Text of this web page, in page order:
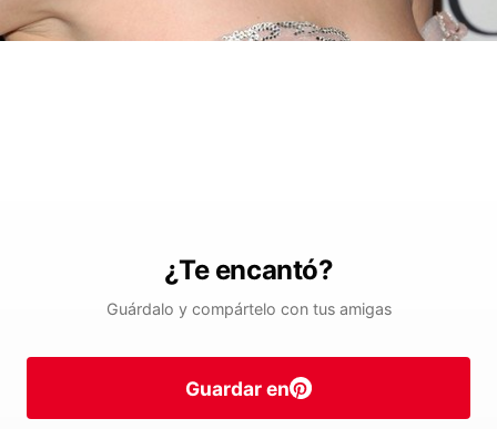
¿Te encantó?
Guárdalo y compártelo con tus amigas
Guardar en